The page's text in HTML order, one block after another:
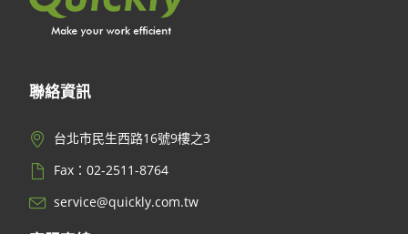
聯絡資訊
台北市民生西路16號9樓之3
Fax：02-2511-8764
service@quickly.com.tw